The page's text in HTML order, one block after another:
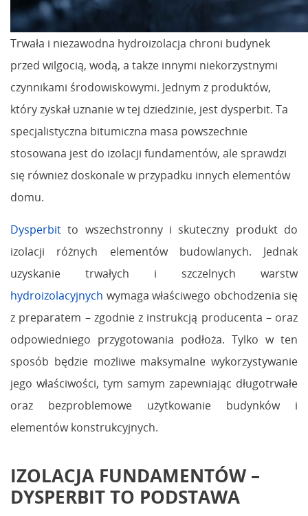
Trwała i niezawodna hydroizolacja chroni budynek
przed wilgocią, wodą, a także innymi niekorzystnymi
czynnikami środowiskowymi. Jednym z produktów,
który zyskał uznanie w tej dziedzinie, jest dysperbit. Ta
specjalistyczna bitumiczna masa powszechnie
stosowana jest do izolacji fundamentów, ale sprawdzi
się również doskonale w przypadku innych elementów
domu.
Dysperbit to wszechstronny i skuteczny produkt do
izolacji różnych elementów budowlanych. Jednak
uzyskanie trwałych i szczelnych warstw
hydroizolacyjnych wymaga właściwego obchodzenia się
z preparatem – zgodnie z instrukcją producenta – oraz
odpowiedniego przygotowania podłoża. Tylko w ten
sposób będzie możliwe maksymalne wykorzystywanie
jego właściwości, tym samym zapewniając długotrwałe
oraz bezproblemowe użytkowanie budynków i
elementów konstrukcyjnych.
IZOLACJA FUNDAMENTÓW –
DYSPERBIT TO PODSTAWA